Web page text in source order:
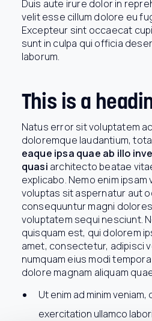
Duis aute irure dolor in
velit esse cillum dolore eu
Excepteur sint occaecat
sunt in culpa qui officia
laborum.
This is a
Natus error sit voluptatem
doloremque laudantium,
eaque ipsa quae ab illo
quasi architecto beatae
explicabo. Nemo enim
voluptas sit aspernatur aut
consequuntur magni
voluptatem sequi nesciunt.
quisquam est, qui dolorem
amet, consectetur, adipisci
numquam eius modi
dolore magnam aliquam
Ut enim ad minim
exercitation ullamco